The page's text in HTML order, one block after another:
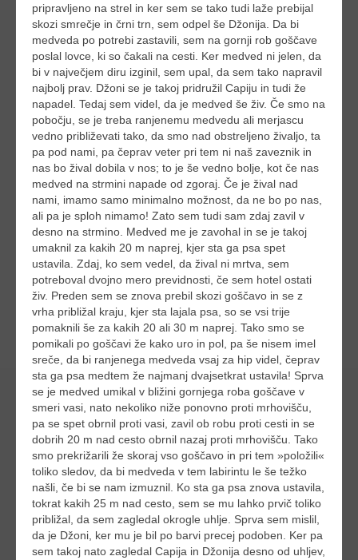
pripravljeno na strel in ker sem se tako tudi laže prebijal
skozi smrečje in črni trn, sem odpel še Džonija. Da bi
medveda po potrebi zastavili, sem na gornji rob goščave
poslal lovce, ki so čakali na cesti. Ker medved ni jelen, da
bi v največjem diru izginil, sem upal, da sem tako napravil
najbolj prav. Džoni se je takoj pridružil Capiju in tudi že
napadel. Tedaj sem videl, da je medved še živ. Če smo na
pobočju, se je treba ranjenemu medvedu ali merjascu
vedno približevati tako, da smo nad obstreljeno živaljo, ta
pa pod nami, pa čeprav veter pri tem ni naš zaveznik in
nas bo žival dobila v nos; to je še vedno bolje, kot če nas
medved na strmini napade od zgoraj. Če je žival nad
nami, imamo samo minimalno možnost, da ne bo po nas,
ali pa je sploh nimamo! Zato sem tudi sam zdaj zavil v
desno na strmino. Medved me je zavohal in se je takoj
umaknil za kakih 20 m naprej, kjer sta ga psa spet
ustavila. Zdaj, ko sem vedel, da žival ni mrtva, sem
potreboval dvojno mero previdnosti, če sem hotel ostati
živ. Preden sem se znova prebil skozi goščavo in se z
vrha približal kraju, kjer sta lajala psa, so se vsi trije
pomaknili še za kakih 20 ali 30 m naprej. Tako smo se
pomikali po goščavi že kako uro in pol, pa še nisem imel
sreče, da bi ranjenega medveda vsaj za hip videl, čeprav
sta ga psa medtem že najmanj dvajsetkrat ustavila! Sprva
se je medved umikal v bližini gornjega roba goščave v
smeri vasi, nato nekoliko niže ponovno proti mrhovišču,
pa se spet obrnil proti vasi, zavil ob robu proti cesti in se
dobrih 20 m nad cesto obrnil nazaj proti mrhovišču. Tako
smo prekrižarili že skoraj vso goščavo in pri tem »položili«
toliko sledov, da bi medveda v tem labirintu le še težko
našli, če bi se nam izmuznil. Ko sta ga psa znova ustavila,
tokrat kakih 25 m nad cesto, sem se mu lahko prvič toliko
približal, da sem zagledal okrogle uhlje. Sprva sem mislil,
da je Džoni, ker mu je bil po barvi precej podoben. Ker pa
sem takoj nato zagledal Capija in Džonija desno od uhljev,